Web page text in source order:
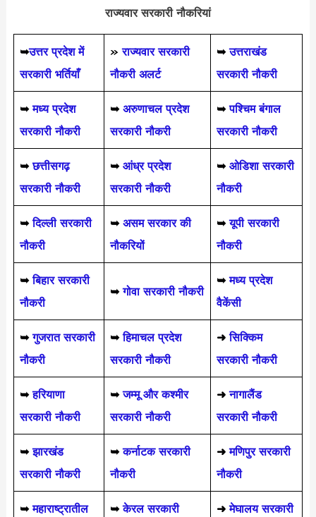
राज्यवार सरकारी नौकरियां
➥उत्तर प्रदेश में
सरकारी भर्तियाँ
»राज्यवार सरकारी
नौकरी अलर्ट
➥ उत्तराखंड
सरकारी नौकरी
➥ मध्य प्रदेश
सरकारी नौकरी
➥ अरुणाचल प्रदेश
सरकारी नौकरी
➥ पश्चिम बंगाल
सरकारी नौकरी
➥ छत्तीसगढ़
सरकारी नौकरी
➥ आंध्र प्रदेश
सरकारी नौकरी
➥ ओडिशा सरकारी
नौकरी
➥ दिल्ली सरकारी
नौकरी
➥ असम सरकार की
नौकरियों
➥ यूपी सरकारी
नौकरी
➥बिहार सरकारी
नौकरी
➥गोवा सरकारी नौकरी
➥ मध्य प्रदेश
वैकेंसी
➥ गुजरात सरकारी
नौकरी
➥हिमाचल प्रदेश
सरकारी नौकरी
➜ सिक्किम
सरकारी नौकरी
➥हरियाणा
सरकारी नौकरी
➥जम्मू और कश्मीर
सरकारी नौकरी
➜ नागालैंड
सरकारी नौकरी
➥ झारखंड
सरकारी नौकरी
➥ कर्नाटक सरकारी
नौकरी
➜ मणिपुर सरकारी
नौकरी
➥ महाराष्ट्रातील ➥ केरल सरकारी ➜ मेघालय सरकारी